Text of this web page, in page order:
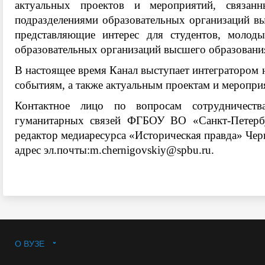
актуальных проектов и мероприятий,
подразделениями образовательных организаций
представляющие интерес для студентов,
образовательных организаций высшего
В настоящее время Канал выступает
событиям, а также актуальным проектам и
Контактное лицо по вопросам
гуманитарных связей ФГБОУ ВО «Санкт-
редактор медиаресурса «Историческая правда»
адрес эл.почты:m.chernigovskiy@spbu.ru.
О ВУЗЕ